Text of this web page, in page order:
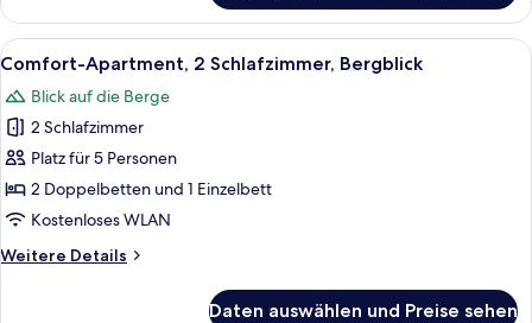
Haus,
2 Schlafzimmer,
Bergblick
Alle
Fotos
für
Comfort-
Apartment,
2 Schlafzimmer,
Bergblick
Ein Balkon mit einem Glastisch,
25
Comfort-Apartment, 2 Schlafzimmer, Bergblick
Blick auf die Berge
2 Schlafzimmer
Platz für 5 Personen
2 Doppelbetten und 1 Einzelbett
Kostenloses WLAN
Weitere Details
Weitere
Daten auswählen und Preise sehen